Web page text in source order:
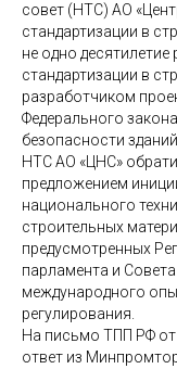
совет (НТС) АО
стандартизации в
не одно
стандартизации в
разработчиком
Федерального
безопасности
НТС АО «ЦНС»
предложением
национального
строительных
предусмотренных
парламента и
международного
регулирования.
На письмо ТПП РФ
ответ из